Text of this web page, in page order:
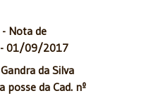
Nota de
01/09/2017
da Silva
da Cad. nº